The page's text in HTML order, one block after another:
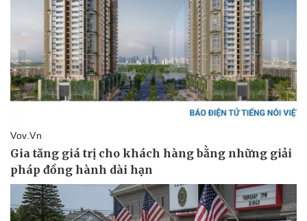
Kinh tế
Bất động sản
Khởi nghiệp
Thị trường
Giá vàng
Tiêu dùng
Tỷ giá